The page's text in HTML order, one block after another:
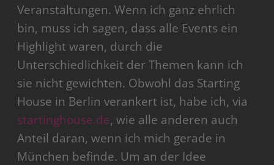
Veranstaltungen. Wenn ich ganz ehrlich
bin, muss ich sagen, dass alle Events ein
Highlight waren, durch die
Unterschiedlichkeit der Themen kann ich
sie nicht gewichten. Obwohl das Starting
House in Berlin verankert ist, habe ich, via
startinghouse.de, wie alle anderen auch
Anteil daran, wenn ich mich gerade in
München befinde. Um an der Idee